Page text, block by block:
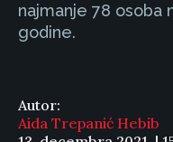
najmanje 78 osoba
godine.
Autor:
Aida Trepanić Hebib